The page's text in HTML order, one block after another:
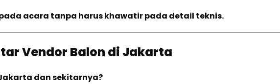
acara tanpa harus khawatir pada detail teknis.
Vendor Balon di Jakarta
dan sekitarnya?